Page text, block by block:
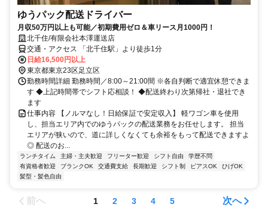
ゆうパック配送ドライバー
月収50万円以上も可能／初期費用ゼロ＆車リース月1000円！
北千住/有限会社本澤運送店
交通・アクセス 「北千住駅」より徒歩1分
日給16,500円以上
東京都東京23区足立区
勤務時間詳細 勤務時間／8:00～21:00間 ※各自判断で適宜休憩できま
す ◆上記時間帯でシフト応相談！ ◆配送終わり次第帰社・退社でき
ます
仕事内容 【ノルマなし！日給保証で安定収入】 軽ワゴン車を使用
し、担当エリア内でのゆうパックの配送業務をお任せします。 担当
エリアが狭いので、道に詳しくなくても余裕をもって配送できますよ
◎ 配送のお...
ランチタイム 主婦・主夫歓迎 フリーター歓迎 シフト自由
学歴不問
有資格者歓迎
ブランクOK 交通費支給 長期歓迎 シフト制 ピアスOK
ひげOK
髪型・髪色自由
前へ 1 2 3 4 5 次へ